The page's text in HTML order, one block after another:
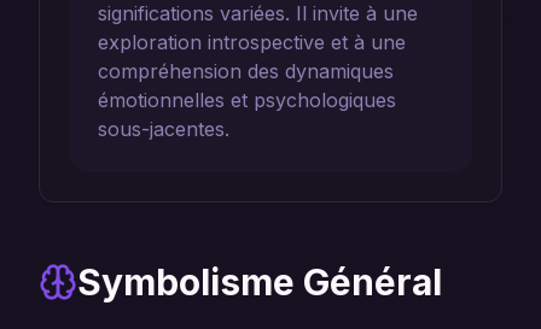
significations variées. Il invite à une
exploration introspective et à une
compréhension des dynamiques
émotionnelles et psychologiques
sous-jacentes.
Symbolisme Général